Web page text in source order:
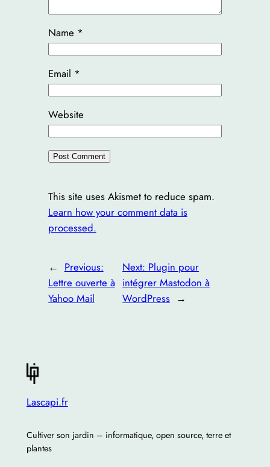
Name *
Email *
Website
This site uses Akismet to reduce spam.
Learn how your comment data is
processed.
← Previous:
Lettre ouverte à
Yahoo Mail
Next: Plugin pour
intégrer Mastodon à
WordPress →
Lascapi.fr
Cultiver son jardin – informatique, open source, terre et
plantes